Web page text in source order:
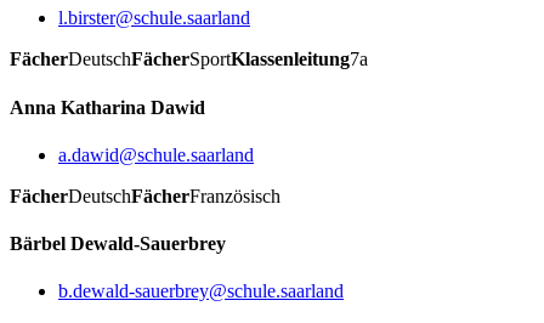
l.birster@schule.saarland
FächerDeutschFächerSportKlassenleitung7a
Anna Katharina Dawid
a.dawid@schule.saarland
FächerDeutschFächerFranzösisch
Bärbel Dewald-Sauerbrey
b.dewald-sauerbrey@schule.saarland